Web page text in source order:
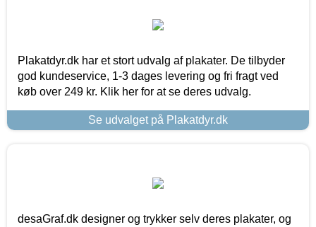
Plakatdyr.dk har et stort udvalg af plakater. De tilbyder
god kundeservice, 1-3 dages levering og fri fragt ved
køb over 249 kr. Klik her for at se deres udvalg.
Se udvalget på Plakatdyr.dk
desaGraf.dk designer og trykker selv deres plakater, og